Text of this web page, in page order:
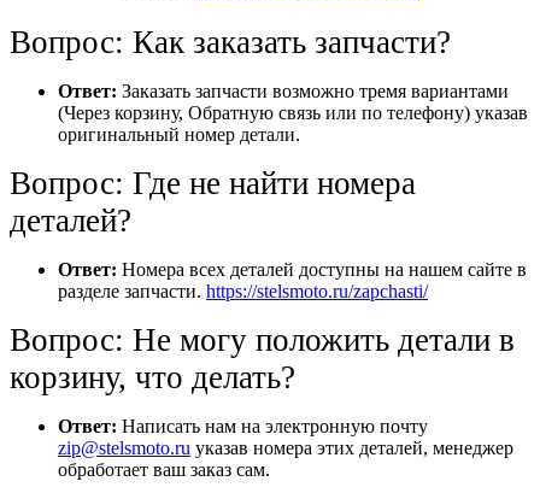
Вопрос: Как заказать запчасти?
Ответ: Заказать запчасти возможно тремя вариантами
(Через корзину, Обратную связь или по телефону) указав
оригинальный номер детали.
Вопрос: Где не найти номера
деталей?
Ответ: Номера всех деталей доступны на нашем сайте в
разделе запчасти. https://stelsmoto.ru/zapchasti/
Вопрос: Не могу положить детали в
корзину, что делать?
Ответ: Написать нам на электронную почту
zip@stelsmoto.ru указав номера этих деталей, менеджер
обработает ваш заказ сам.